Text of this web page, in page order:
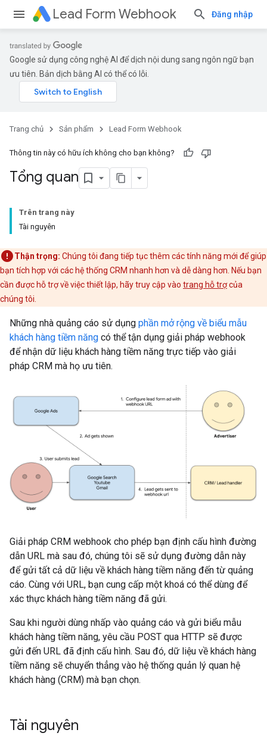
Lead Form Webhook Đăng nhập
Google sử dụng công nghệ AI để dịch nội dung sang ngôn ngữ bạn
ưu tiên. Bản dịch bằng AI có thể có lỗi.
Trang chủ Sản phẩm Lead Form Webhook
Thông tin này có hữu ích không cho bạn không?
Tổng quan
Trên trang này
Tài nguyên
Thận trọng: Chúng tôi đang tiếp tục thêm các tính năng mới để giúp
bạn tích hợp với các hệ thống CRM nhanh hơn và dễ dàng hơn. Nếu bạn
cần được hỗ trợ về việc thiết lập, hãy truy cập vào trang hỗ trợcủa
chúng tôi.
Những nhà quảng cáo sử dụng phần mở rộng về biểu mẫu
khách hàng tiềm năng có thể tận dụng giải pháp webhook
để nhận dữ liệu khách hàng tiềm năng trực tiếp vào giải
pháp CRM mà họ ưu tiên.
Giải pháp CRM webhook cho phép bạn định cấu hình đường
dẫn URL mà sau đó, chúng tôi sẽ sử dụng đường dẫn này
để gửi tất cả dữ liệu về khách hàng tiềm năng đến từ quảng
cáo. Cùng với URL, bạn cung cấp một khoá có thể dùng để
xác thực khách hàng tiềm năng đã gửi.
Sau khi người dùng nhấp vào quảng cáo và gửi biểu mẫu
khách hàng tiềm năng, yêu cầu POST qua HTTP sẽ được
gửi đến URL đã định cấu hình. Sau đó, dữ liệu về khách hàng
tiềm năng sẽ chuyển thẳng vào hệ thống quản lý quan hệ
khách hàng (CRM) mà bạn chọn.
Tài nguyên